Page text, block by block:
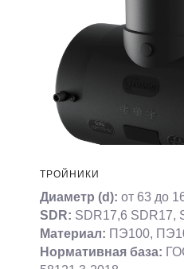
ТРОЙНИКИ
Диаметр (d): от 63 до
SDR: SDR17,6 SDR17,
Материал: ПЭ100,
Нормативная база: